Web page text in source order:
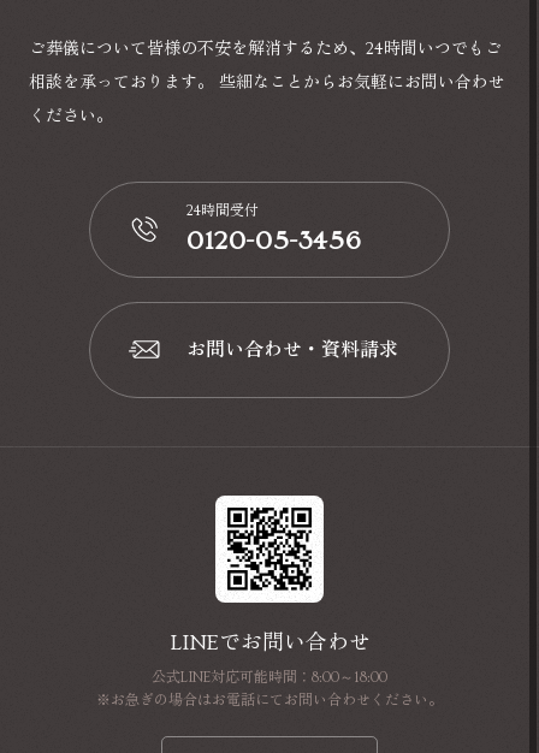
ご葬儀について皆様の不安を解消するため、24時間いつでもご
相談を承っております。
些細なことからお気軽にお問い合わせ
ください。
📞
24時間受付
0120-05-3456
📩
お問い合わせ・資料請求
LINEでお問い合わせ
公式LINE対応可能時間：8:00～18:00
※お急ぎの場合はお電話にてお問い合わせください。